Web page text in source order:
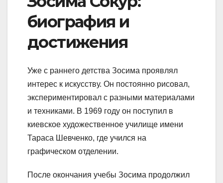
биография и
достижения
Уже с раннего детства Зосима проявлял
интерес к искусству. Он постоянно рисовал,
экспериментировал с разными материалами
и техниками. В 1969 году он поступил в
киевское художественное училище имени
Тараса Шевченко, где учился на
графическом отделении.
После окончания учебы Зосима продолжил